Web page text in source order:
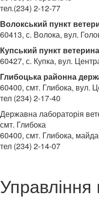
тел.(234) 2-12-77
Волокський пункт
60413, с. Волока, вул.
Купський пункт
60427, с. Купка, вул.
Глибоцька районна
60400, смт. Глибока, вул.
тел (234) 2-17-40
Державна лабораторія
смт. Глибока
60400, смт. Глибока,
тел (234) 2-14-07